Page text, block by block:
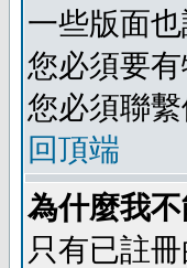
一些版面
您必須要
您必須聯
回頂端
為什麼我
只有已註